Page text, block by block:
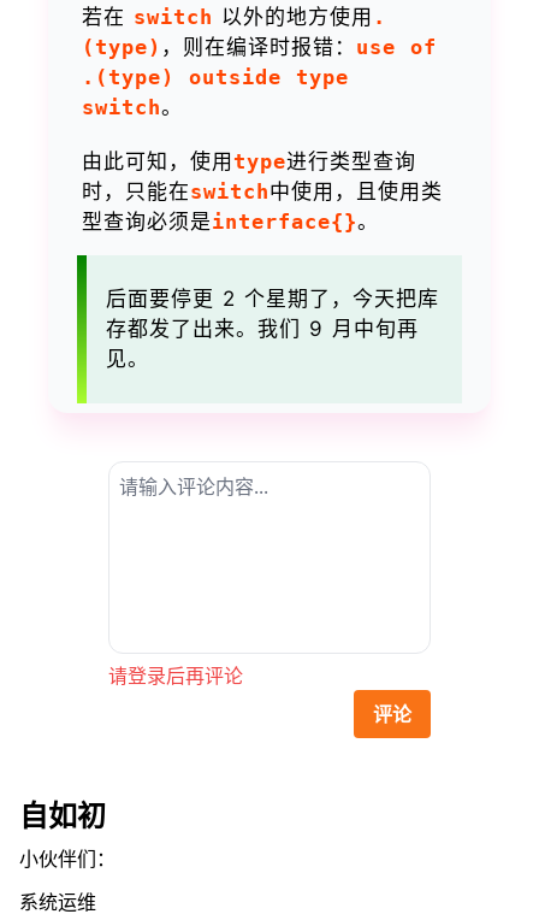
若在 switch 以外的地方使用 .
(type) ，则在编译时报错： use of
.(type) outside type
switch。
由此可知，使用 type进行类型查询
时，只能在switch中使用，且使用类
型查询必须是interface{}。
后面要停更 2 个星期了，今天把库
存都发了出来。我们 9 月中旬再
见。
请登录后再评论
评论
自如初
小伙伴们：
系统运维